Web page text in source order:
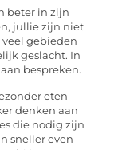
beter in zijn
jullie zijn niet
gebieden
geslacht. In
bespreken.
eten
denken aan
die nodig zijn
sneller even